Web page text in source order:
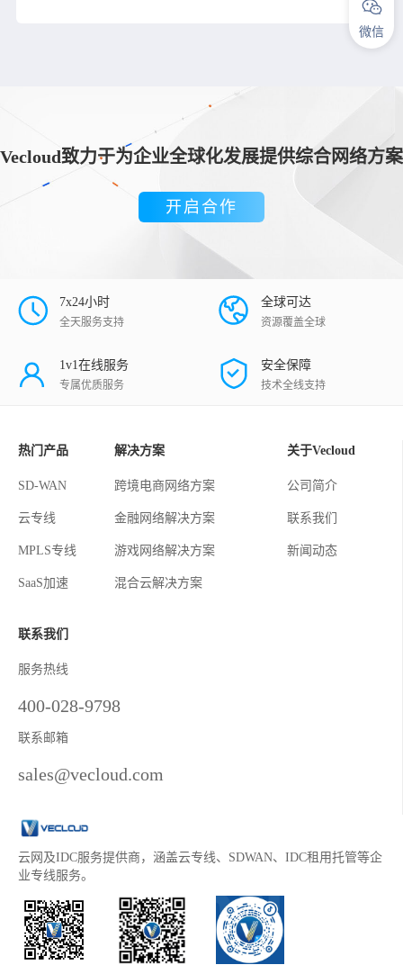
Vecloud致力于为企业全球化发展提供综合网络方案
开启合作
7x24小时
全天服务支持
全球可达
资源覆盖全球
1v1在线服务
专属优质服务
安全保障
技术全线支持
热门产品
SD-WAN
云专线
MPLS专线
SaaS加速
解决方案
跨境电商网络方案
金融网络解决方案
游戏网络解决方案
混合云解决方案
关于Vecloud
公司简介
联系我们
新闻动态
联系我们
服务热线
400-028-9798
联系邮箱
sales@vecloud.com
云网及IDC服务提供商，涵盖云专线、SDWAN、IDC租用托管等企
业专线服务。
微信